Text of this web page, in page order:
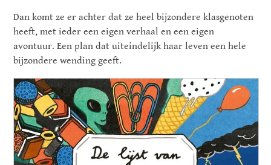
Dan komt ze er achter dat ze heel bijzondere klasgenoten
heeft, met ieder een eigen verhaal en een eigen
avontuur. Een plan dat uiteindelijk haar leven een hele
bijzondere wending geeft.